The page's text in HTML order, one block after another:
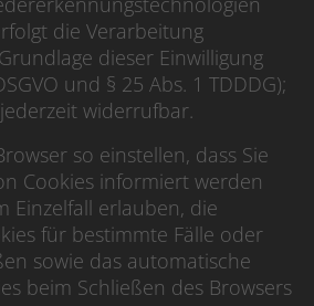
die Verarbeitung
dieser Einwilligung
und § 25 Abs. 1 TDDDG);
widerrufbar.
so einstellen, dass Sie
Cookies informiert werden
Einzelfall erlauben, die
für bestimmte Fälle oder
sowie das automatische
beim Schließen des Browsers